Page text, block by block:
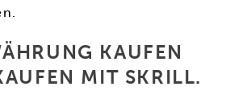
KAUFEN
MIT SKRILL.